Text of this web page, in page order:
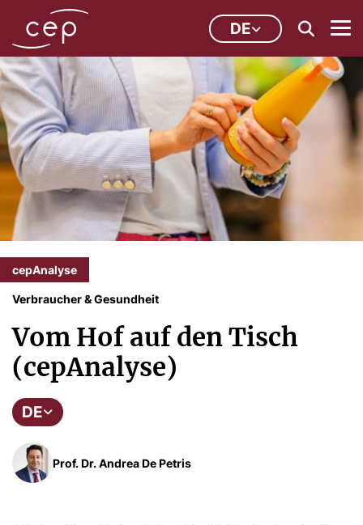
DE
cepAnalyse
Verbraucher & Gesundheit
Vom Hof auf den Tisch
(cepAnalyse)
DE
Prof. Dr. Andrea De Petris